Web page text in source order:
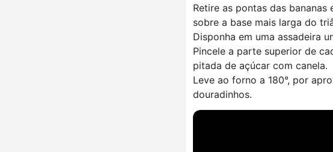
Retire as pontas das
sobre a base mais larga do
Disponha em uma assadeira
Pincele a parte superior de
pitada de açúcar com canela.
Leve ao forno a 180°, por
douradinhos.